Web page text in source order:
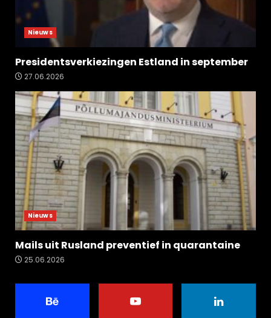
Nieuws
Presidentsverkiezingen Estland in september
27.06.2026
Nieuws
Mails uit Rusland preventief in quarantaine
25.06.2026